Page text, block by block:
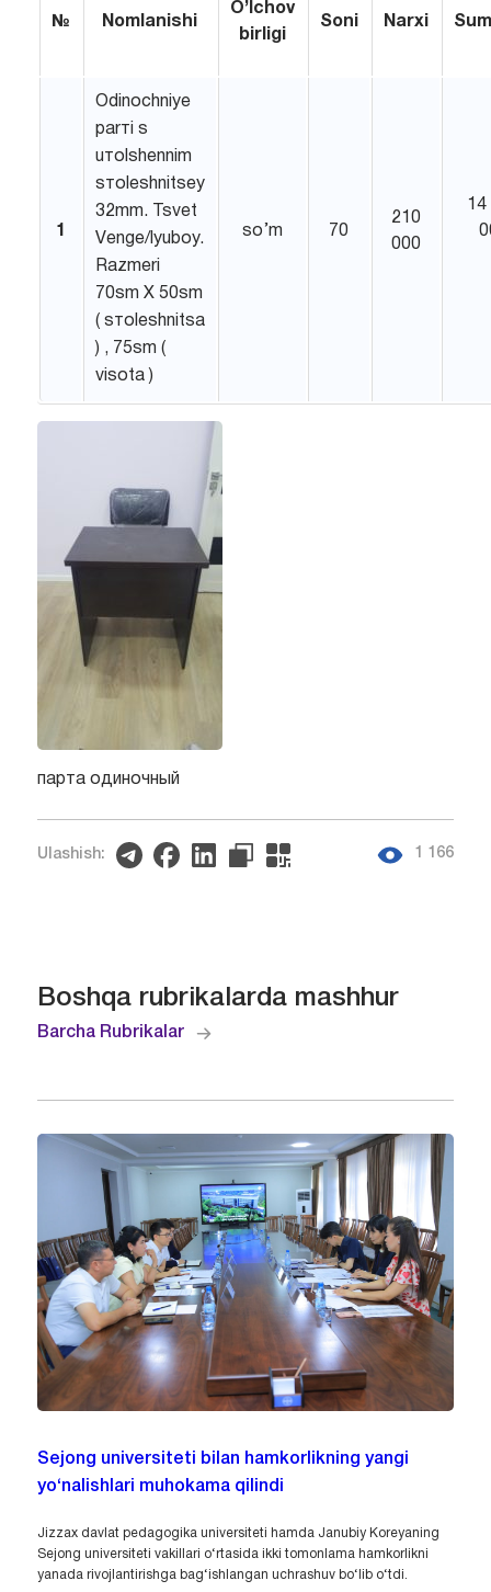
№ Nomlanishi
O’lchov
birligi
Soni Narxi
1
Оdinоchniyе
pаrтi s
uтоlshеnnim
sтоlеshnitsеy
32mm. Tsvеt
Vеngе/lyubоy.
Rаzmеri
70sm X 50sm
( sтоlеshnitsа
) , 75sm (
visоtа )
so’m 70
210
000
14
парта одиночный
Ulashish: 1 166
Boshqa rubrikalarda mashhur
Barcha Rubrikalar
Sejong universiteti bilan hamkorlikning yangi
yo‘nalishlari muhokama qilindi
Jizzax davlat pedagogika universiteti hamda Janubiy Koreyaning
Sejong universiteti vakillari o‘rtasida ikki tomonlama hamkorlikni
yanada rivojlantirishga bag‘ishlangan uchrashuv bo‘lib o‘tdi.